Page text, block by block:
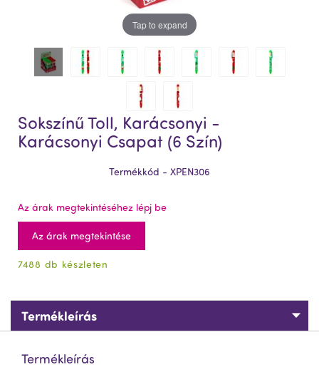
Tap to expand
Sokszínű Toll, Karácsonyi -
Karácsonyi Csapat (6 Szín)
Termékkód - XPEN306
Az árak megtekintéséhez lépj be
Az árak megtekintése
7488 db készleten
Termékleírás
Termékleírás